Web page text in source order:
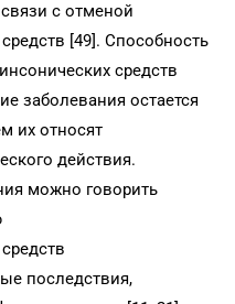
с отменой
[49]. Способность
средств
заболевания остается
их относят
действия.
можно говорить
последствия,